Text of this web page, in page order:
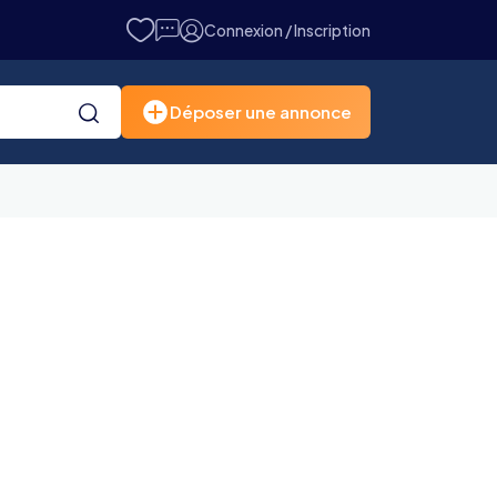
Connexion / Inscription
Déposer une annonce